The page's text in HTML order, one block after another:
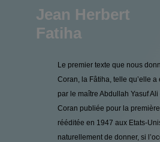
Jean Herbert
Fatiha
Le premier texte que nous
Coran, la Fâtiha, telle qu’elle
par le maître Abdullah Yasuf
Coran publiée pour la
rééditée en 1947 aux Etats-
naturellement de donner, si